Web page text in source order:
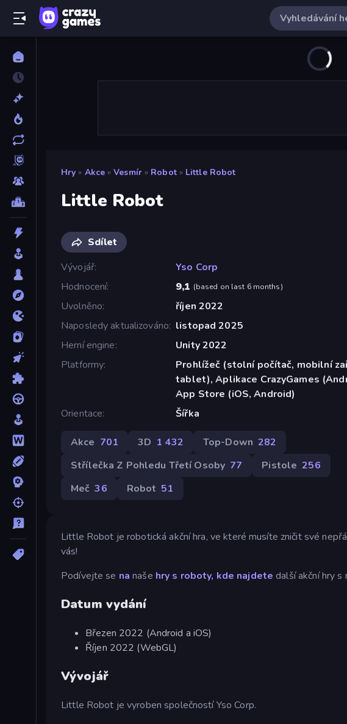
Hry » Akce » Vesmír » Robot » Little Robot
Little Robot
Sdílet
Vývojář
Yso Corp
Hodnocení
9,1 (based on last 6 months)
Uvolněno
říjen 2022
Naposledy aktualizováno listopad 2025
Herní engine
Unity 2022
Platformy
Prohlížeč (stolní počítač, mobilní
tablet), Aplikace CrazyGames
App Store (iOS, Android)
Orientace
Šířka
Akce 701 3D 1 432 Top-Down 282
Střílečka Z Pohledu Třetí Osoby 77 Pistole 256
Meč 36 Robot 51
Little Robot je robotická akční hra, ve které musíte zničit své
vás!
Podívejte se na naše hry s roboty, kde najdete další akční hry s
Datum vydání
Březen 2022 (Android a iOS)
Říjen 2022 (WebGL)
Vývojář
Little Robot je vyroben společností Yso Corp.